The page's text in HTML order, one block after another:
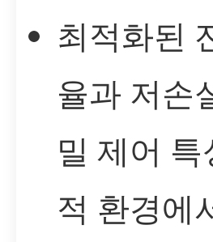
최적화된
율과 저손
밀 제어
적 환경에